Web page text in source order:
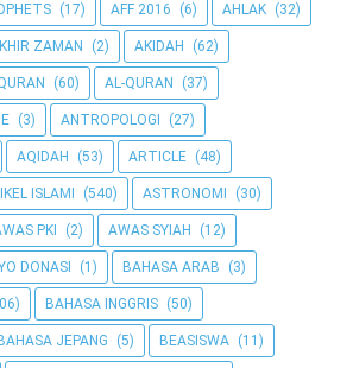
(17) AFF 2016 (6) AHLAK (32)
ZAMAN (2) AKIDAH (62)
(60) AL-QURAN (37)
(3) ANTROPOLOGI (27)
AQIDAH (53) ARTICLE (48)
ISLAMI (540) ASTRONOMI (30)
PKI (2) AWAS SYIAH (12)
DONASI (1) BAHASA ARAB (3)
BAHASA INGGRIS (50)
BAHASA JEPANG (5) BEASISWA (11)